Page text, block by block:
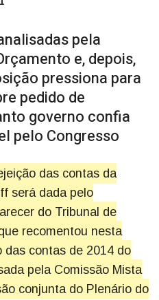
pela
e, depois,
pressiona para
pedido de
governo confia
pelo Congresso
das contas da
será dada pelo
do Tribunal de
recomentou nesta
das contas de 2014 do
pela Comissão Mista
conjunta do Plenário do